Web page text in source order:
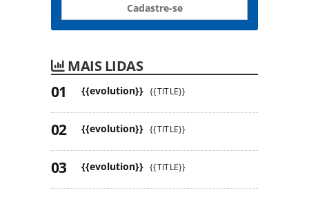
Cadastre-se
MAIS LIDAS
{{evolution}} {{TITLE}}
{{evolution}} {{TITLE}}
{{evolution}} {{TITLE}}